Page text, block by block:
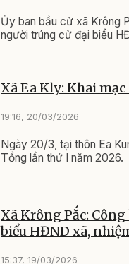
Ủy ban bầu cử xã Krông
người trúng cử đại biểu
Xã Ea Kly: Khai
19:16, 20/03/2026
Ngày 20/3, tại thôn Ea
Tồng lần thứ I năm 2026.
Xã Krông Pắc:
biểu HĐND xã,
15:37, 19/03/2026